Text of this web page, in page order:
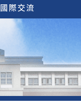
國際交流